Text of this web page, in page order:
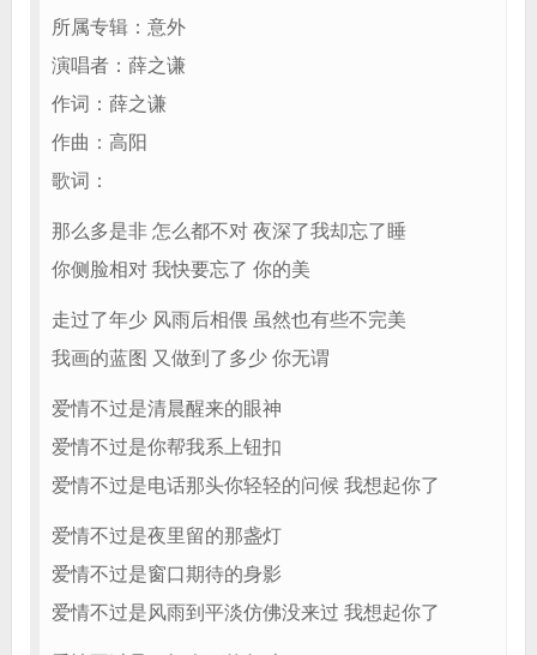
所属专辑：意外
演唱者：薛之谦
作词：薛之谦
作曲：高阳
歌词：
那么多是非 怎么都不对 夜深了我却忘了睡
你侧脸相对 我快要忘了 你的美
走过了年少 风雨后相偎 虽然也有些不完美
我画的蓝图 又做到了多少 你无谓
爱情不过是清晨醒来的眼神
爱情不过是你帮我系上钮扣
爱情不过是电话那头你轻轻的问候 我想起你了
爱情不过是夜里留的那盏灯
爱情不过是窗口期待的身影
爱情不过是风雨到平淡仿佛没来过 我想起你了